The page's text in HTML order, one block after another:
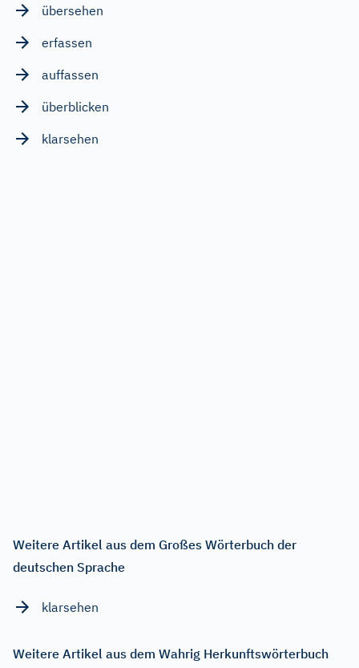
übersehen
erfassen
auffassen
überblicken
klarsehen
Weitere Artikel aus dem Großes Wörterbuch der
deutschen Sprache
klarsehen
Weitere Artikel aus dem Wahrig Herkunftswörterbuch